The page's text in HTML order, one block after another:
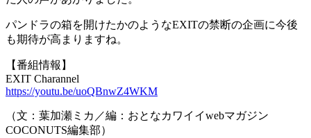
パンドラの箱を開けたかのようなEXITの禁断の企画に今後
も期待が高まりますね。
【番組情報】
EXIT Charannel
https://youtu.be/uoQBnwZ4WKM
（文：葉加瀬ミカ／編：おとなカワイイwebマガジン
COCONUTS編集部）